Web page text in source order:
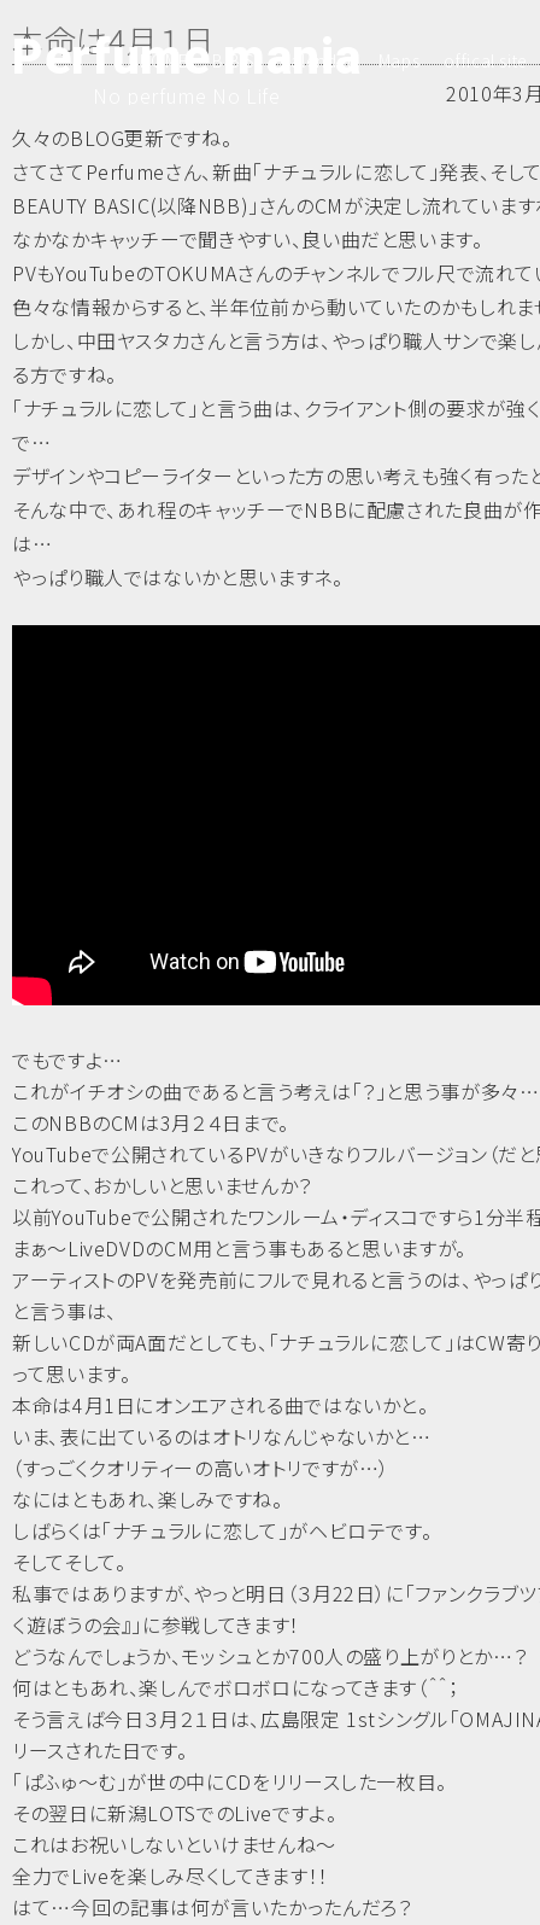
Perfume mania
HOME B.B.S Calender Maps offical site
本命は4月１日
2010年3
久々のBLOG更新ですね。
さてさてPerfumeさん、新曲「ナチュラルに恋して」発表、そし
BEAUTY BASIC(以降NBB)」さんのCMが決定し流れています
なかなかキャッチーで聞きやすい、良い曲だと思います。
PVもYouTubeのTOKUMAさんのチャンネルでフル尺で流れて
色々な情報からすると、半年位前から動いていたのかもしれま
しかし、中田ヤスタカさんと言う方は、やっぱり職人サンで楽
る方ですね。
「ナチュラルに恋して」と言う曲は、クライアント側の要求が強
で…
デザインやコピーライターといった方の思い考えも強く有った
そんな中で、あれ程のキャッチーでNBBに配慮された良曲が
は…
やっぱり職人ではないかと思いますネ。
でもですよ…
これがイチオシの曲であると言う考えは「？」と思う事が多々…
このNBBのCMは3月２４日まで。
YouTubeで公開されているPVがいきなりフルバージョン（だと
これって、おかしいと思いませんか？
以前YouTubeで公開されたワンルーム・ディスコですら1分
まぁ～LiveDVDのCM用と言う事もあると思いますが。
アーティストのPVを発売前にフルで見れると言うのは、やっぱ
と言う事は、
新しいCDが両A面だとしても、「ナチュラルに恋して」はCW寄
って思います。
本命は4月1日にオンエアされる曲ではないかと。
いま、表に出ているのはオトリなんじゃないかと…
（すっごくクオリティーの高いオトリですが…）
なにはともあれ、楽しみですね。
しばらくは「ナチュラルに恋して」がヘビロテです。
そしてそして。
私事ではありますが、やっと明日（３月22日）に「ファンクラブ
く遊ぼうの会』」に参戦してきます！
どうなんでしょうか、モッシュとか700人の盛り上がりとか…？
何はともあれ、楽しんでボロボロになってきます（＾＾；
そう言えば今日３月２１日は、広島限定 1stシングル「
リースされた日です。
「ぱふゅ～む」が世の中にCDをリリースした一枚目。
その翌日に新潟LOTSでのLiveですよ。
これはお祝いしないといけませんね～
全力でLiveを楽しみ尽くしてきます！！
はて…今回の記事は何が言いたかったんだろ？